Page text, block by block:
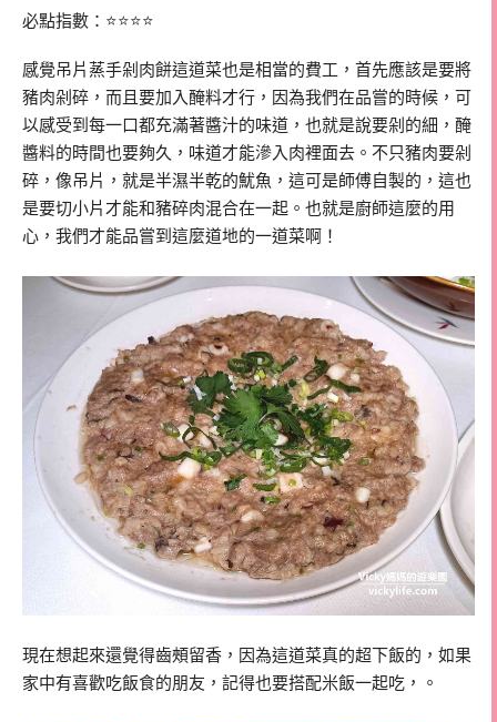
必點指數：⭐⭐⭐⭐
感覺吊片蒸手剁肉餅這道菜也是相當的費工，首先應該是要將
豬肉剁碎，而且要加入醃料才行，因為我們在品嘗的時候，可
以感受到每一口都充滿著醬汁的味道，也就是說要剁的細，醃
醬料的時間也要夠久，味道才能滲入肉裡面去。不只豬肉要剁
碎，像吊片，就是半濕半乾的魷魚，這可是師傅自製的，這也
是要切小片才能和豬碎肉混合在一起。也就是廚師這麼的用
心，我們才能品嘗到這麼道地的一道菜啊！
現在想起來還覺得齒頰留香，因為這道菜真的超下飯的，如果
家中有喜歡吃飯食的朋友，記得也要搭配米飯一起吃，。